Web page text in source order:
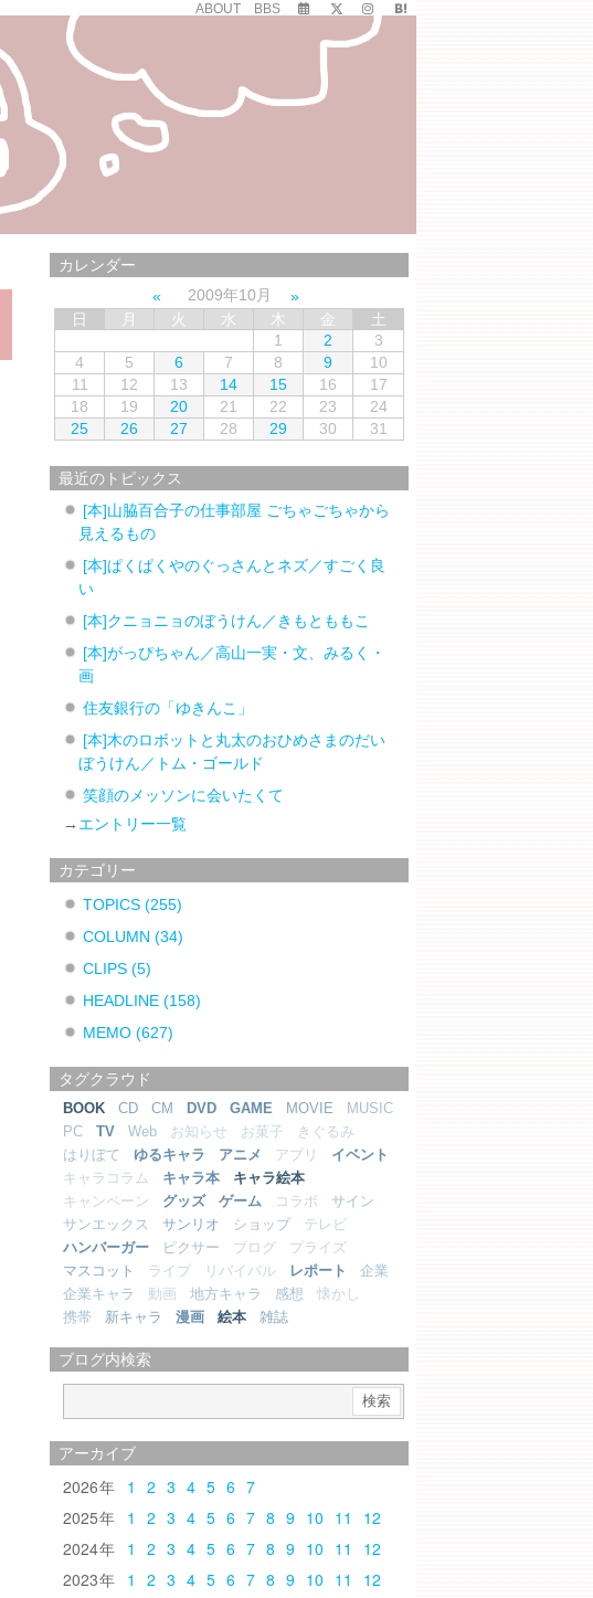
ABOUT BBS
カレンダー
2009年10月
日
月 火 水 木 金
土
1
2
3
4
5 6 7 8 9
10
11
12 13 14 15 16
17
18
19 20 21 22 23
24
25
26 27 28 29 30 31
最近のトピックス
[本]山脇百合子の仕事部屋 ごちゃごちゃから
見えるもの
[本]ぱくぱくやのぐっさんとネズ／すごく良
い
[本]クニョニョのぼうけん／きもとももこ
[本]がっぴちゃん／高山一実・文、みるく・
画
住友銀行の「ゆきんこ」
[本]木のロボットと丸太のおひめさまのだい
ぼうけん／トム・ゴールド
笑顔のメッソンに会いたくて
→ エントリー一覧
カテゴリー
TOPICS(255)
COLUMN(34)
CLIPS(5)
HEADLINE(158)
MEMO(627)
タグクラウド
BOOK CD CM DVD GAME MOVIE
MUSIC
PC
TV Web お知らせ お菓子
きぐるみ
はりぼて
ゆるキャラ アニメ アプリ
イベント
キャラコラム
キャラ本
キャラ絵本
キャンペーン
グッズ ゲーム コラボ
サイン
サンエックス
サンリオ ショップ
テレビ
ハンバーガー
ピクサー ブログ
プライズ
マスコット
ライブ リバイバル レポート
企業
企業キャラ
動画 地方キャラ 感想
懐かし
携帯
新キャラ 漫画 絵本 雑誌
ブログ内検索
アーカイブ
2026 1 2 3 4 5 6 7
2025
1 2 3 4 5 6 7 8 9 10 11
12
2024
1 2 3 4 5 6 7 8 9 10 11
12
2023
1 2 3 4 5 6 7 8 9 10 11
12